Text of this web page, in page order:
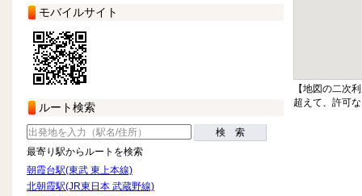
モバイルサイト
ルート検索
検 索
最寄り駅からルートを検索
朝霞台駅(東武 東上本線)
北朝霞駅(JR東日本 武蔵野線)
【地図の二次
超えて、許可